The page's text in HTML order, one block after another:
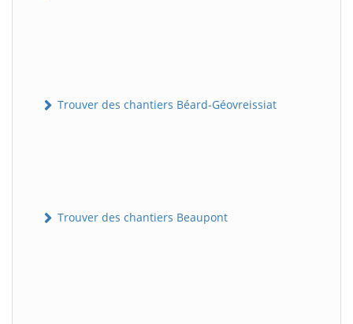
Trouver des chantiers Béard-Géovreissiat
Trouver des chantiers Beaupont